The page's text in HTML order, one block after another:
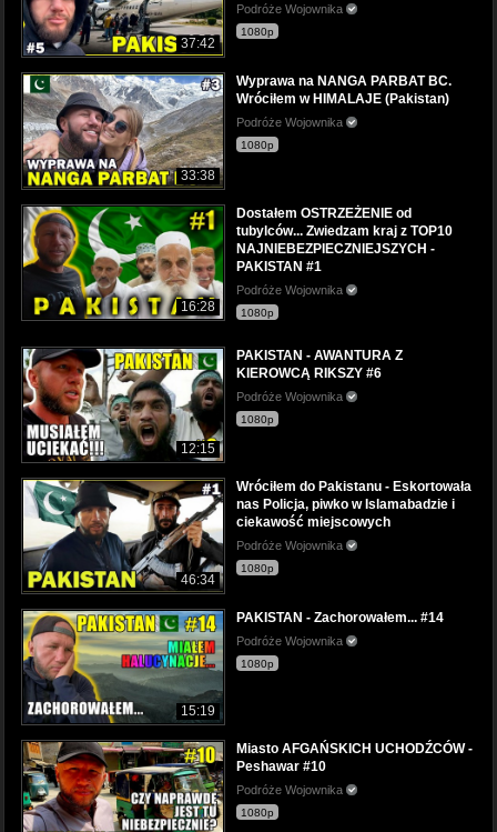
37:42
Podróże Wojownika
1080p
33:38
Wyprawa na NANGA PARBAT BC.
Wróciłem w HIMALAJE (Pakistan)
Podróże Wojownika
1080p
16:28
Dostałem OSTRZEŻENIE od
tubylców... Zwiedzam kraj z TOP10
NAJNIEBEZPIECZNIEJSZYCH -
PAKISTAN #1
Podróże Wojownika
1080p
12:15
PAKISTAN - AWANTURA Z
KIEROWCĄ RIKSZY #6
Podróże Wojownika
1080p
46:34
Wróciłem do Pakistanu - Eskortowała
nas Policja, piwko w Islamabadzie i
ciekawość miejscowych
Podróże Wojownika
1080p
15:19
PAKISTAN - Zachorowałem... #14
Podróże Wojownika
1080p
Miasto AFGAŃSKICH UCHODŹCÓW -
Peshawar #10
Podróże Wojownika
1080p